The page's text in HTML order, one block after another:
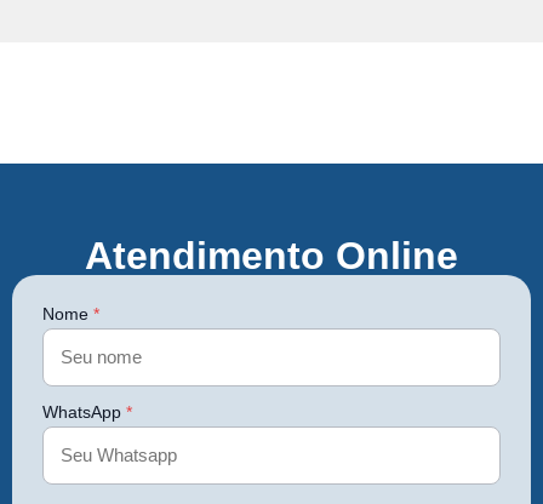
Atendimento Online
Nome *
WhatsApp *